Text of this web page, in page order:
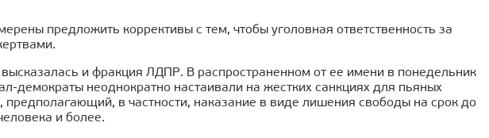
предложить коррективы с тем, чтобы уголовная ответственность за
и фракция ЛДПР. В распространенном от ее имени в понедельник
демократы неоднократно настаивали на жестких санкциях для пьяных
предполагающий, в частности, наказание в виде лишения свободы на срок до
и более.